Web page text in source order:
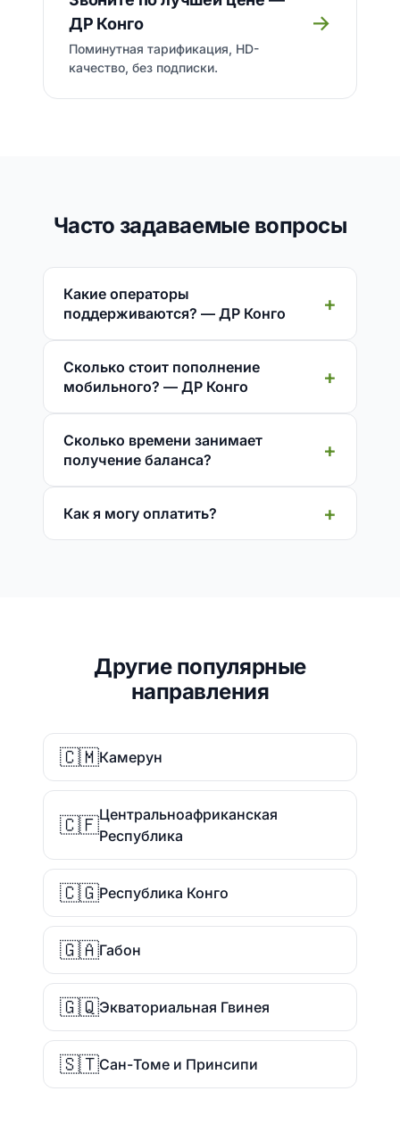
ДР Конго
Поминутная тарификация, HD-
качество, без подписки.
→
Часто задаваемые вопросы
Какие операторы
поддерживаются? — ДР Конго
Сколько стоит пополнение
мобильного? — ДР Конго
Сколько времени занимает
получение баланса?
Как я могу оплатить?
Другие популярные
направления
🇨🇲Камерун
🇨🇫Центральноафриканская
Республика
🇨🇬Республика Конго
🇬🇦Габон
🇬🇶Экваториальная Гвинея
🇸🇹Сан-Томе и Принсипи